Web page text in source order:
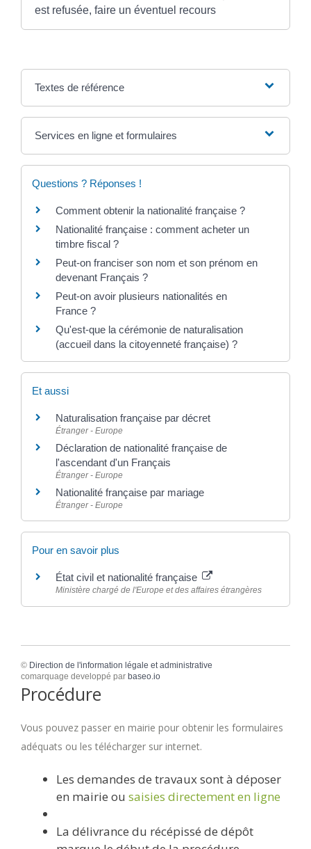
est refusée, faire un éventuel recours
Textes de référence
Services en ligne et formulaires
Questions ? Réponses !
Comment obtenir la nationalité française ?
Nationalité française : comment acheter un
timbre fiscal ?
Peut-on franciser son nom et son prénom en
devenant Français ?
Peut-on avoir plusieurs nationalités en
France ?
Qu'est-que la cérémonie de naturalisation
(accueil dans la citoyenneté française) ?
Et aussi
Naturalisation française par décret
Étranger - Europe
Déclaration de nationalité française de
l'ascendant d'un Français
Étranger - Europe
Nationalité française par mariage
Étranger - Europe
Pour en savoir plus
État civil et nationalité française
Ministère chargé de l'Europe et des affaires étrangères
© Direction de l'information légale et administrative
comarquage developpé par baseo.io
Procédure
Vous pouvez passer en mairie pour obtenir les formulaires
adéquats ou les télécharger sur internet.
Les demandes de travaux sont à déposer
en mairie ou saisies directement en ligne
La délivrance du récépissé de dépôt